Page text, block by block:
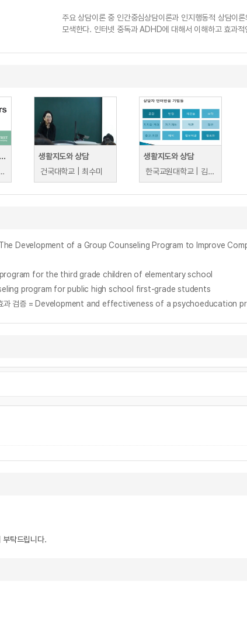
주요 상담이론 중 인간중심상담이론과 인지행동적 상담이
모색한다. 인터넷 중독과 ADHD에 대해서 이해하고 효과
Information Advice and Guidance
| Teachers TV
생활지도와 상담
건국대학교 | 최수미
생활지도와 상담
한국교원대학교 | 김희정
program for the third grade children of elementary school
program for public high school first-grade students
탁드립니다.